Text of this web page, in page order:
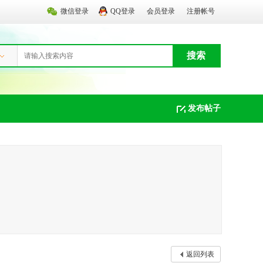
微信登录 QQ登录 会员登录 注册帐号
搜索
发布帖子
返回列表